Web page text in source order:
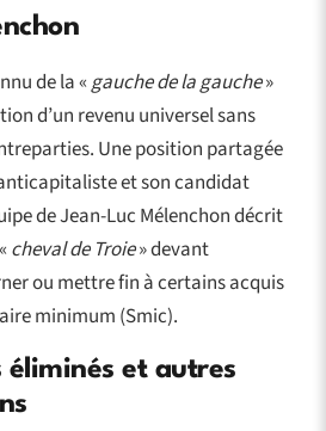
de la «gauche de la gauche»
d’un revenu universel sans
Une position partagée
et son candidat
de Jean-Luc Mélenchon décrit
cheval de Troie» devant
ou mettre fin à certains acquis
minimum (Smic).
éliminés et autres